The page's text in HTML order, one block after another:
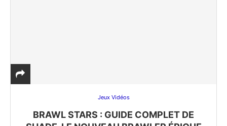
Jeux Vidéos
BRAWL STARS : GUIDE COMPLET DE